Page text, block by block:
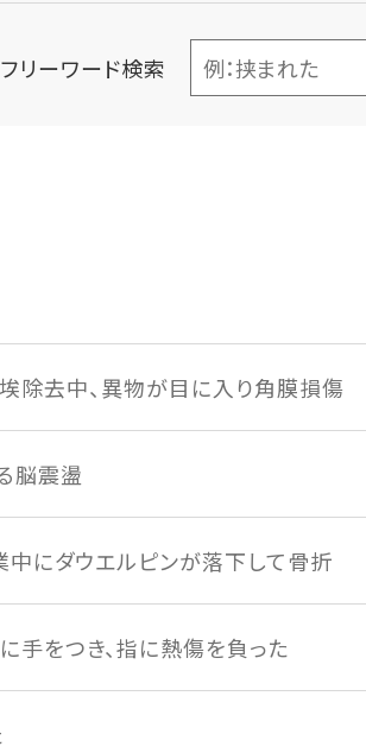
フリーワード検索
除去中、異物が目に入り角膜損傷
脳震盪
にダウエルピンが落下して骨折
手をつき、指に熱傷を負った